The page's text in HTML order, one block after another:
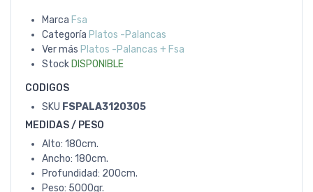
Marca Fsa
Categoría Platos -Palancas
Ver más Platos -Palancas + Fsa
Stock DISPONIBLE
CODIGOS
SKU FSPALA3120305
MEDIDAS / PESO
Alto: 180cm.
Ancho: 180cm.
Profundidad: 200cm.
Peso: 5000gr.